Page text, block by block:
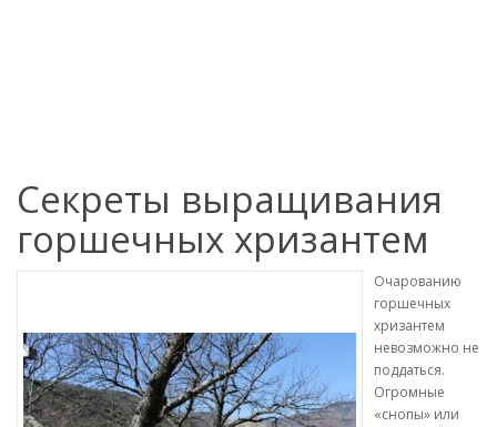
Секреты выращивания
горшечных хризантем
Очарованию
горшечных
хризантем
невозможно не
поддаться.
Огромные
«снопы» или